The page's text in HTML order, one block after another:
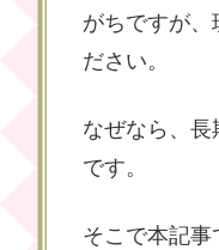
がちですが
ださい。
なぜなら、
です。
そこで本記